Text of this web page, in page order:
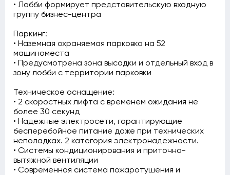
• Лобби формирует представительскую входную
группу бизнес-центра
Паркинг:
• Наземная охраняемая парковка на 52
машиноместа
• Предусмотрена зона высадки и отдельный вход в
зону лобби с территории парковки
Техническое оснащение:
• 2 скоростных лифта с временем ожидания не
более 30 секунд
• Надежные электросети, гарантирующие
бесперебойное питание даже при технических
неполадках. 2 категория электронадежности.
• Системы кондиционирования и приточно-
вытяжной вентиляции
• Современная система пожаротушения и